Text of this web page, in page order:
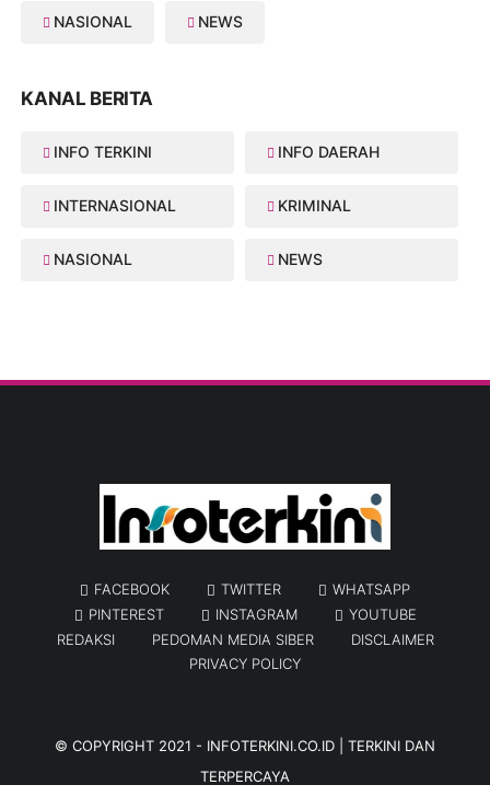
NASIONAL NEWS
KANAL BERITA
INFO TERKINI INFO DAERAH
INTERNASIONAL KRIMINAL
NASIONAL NEWS
FACEBOOK TWITTER
WHATSAPP
PINTEREST
INSTAGRAM
YOUTUBE
REDAKSI
PEDOMAN MEDIA SIBER
DISCLAIMER
PRIVACY POLICY
© COPYRIGHT 2021 - INFOTERKINI.CO.ID | TERKINI DAN
TERPERCAYA